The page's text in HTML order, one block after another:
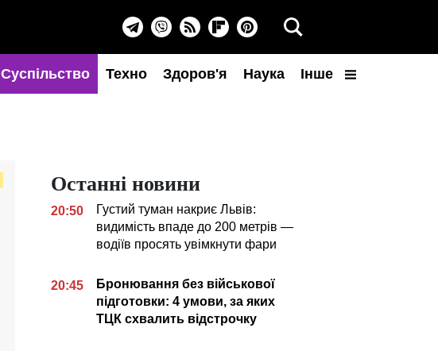
Суспільство Техно Здоров'я Наука Інше
Останні новини
20:50
Густий туман накриє Львів:
видимість впаде до 200 метрів —
водіїв просять увімкнути фари
20:45
Бронювання без військової
підготовки: 4 умови, за яких
ТЦК схвалить відстрочку